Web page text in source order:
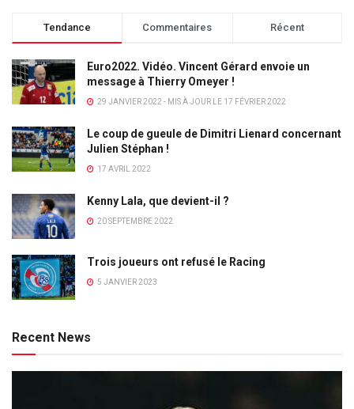
Tendance Commentaires Récent
Euro2022. Vidéo. Vincent Gérard envoie un
message à Thierry Omeyer !
29 JANVIER 2022 - MIS À JOUR LE 17 FÉVRIER 2022
Le coup de gueule de Dimitri Lienard concernant
Julien Stéphan !
17 AVRIL 2022
Kenny Lala, que devient-il ?
20 SEPTEMBRE 2022
Trois joueurs ont refusé le Racing
5 JANVIER 2023
Recent News